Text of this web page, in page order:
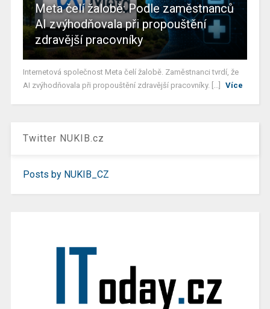
Meta čelí žalobě: Podle zaměstnanců
AI zvýhodňovala při propouštění
zdravější pracovníky
Internetová společnost Meta čelí žalobě. Zaměstnanci tvrdí, že
AI zvýhodňovala při propouštění zdravější pracovníky. [...]
Více
Twitter NUKIB.cz
Posts by NUKIB_CZ